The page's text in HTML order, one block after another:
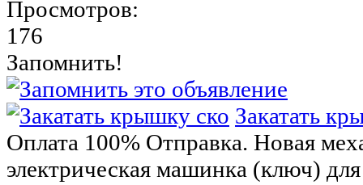
Просмотров:
176
Запомнить!
Закатать
Оплата 100% Отправка. Новая
электрическая машинка (ключ)